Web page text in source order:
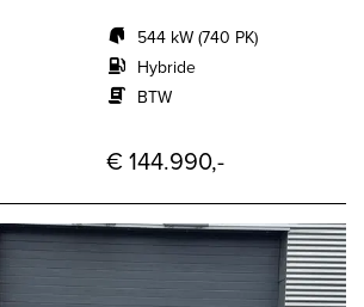
544 kW (740 PK)
Hybride
BTW
€ 144.990,-